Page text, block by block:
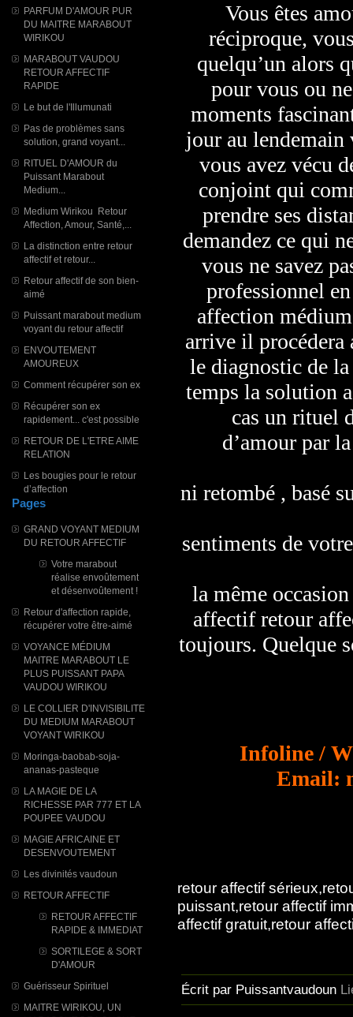
PARFUM D'AMOUR PUR
DU MAITRE MARABOUT
WIRIKOU
MARABOUT VAUDOU
RETOUR AFFECTIF
RAPIDE
Le but de l'Illumunati
Pas de problèmes sans
solution, grand voyant...
RITUEL D'AMOUR du
Puissant Marabout
Medium...
Medium Wirikou Retour
Affection, Amour, Santé,...
La distinction entre retour
affectif et retour...
Retour affectif de son bien-
aimé
Puissant marabout medium
voyant du retour affectif
ENVOUTEMENT
AMOUREUX
Comment récupérer son ex
Récupérer son ex
rapidement... c'est possible
RETOUR DE L'ETRE AIME
RELATION
Les bougies pour le retour
d’affection
Pages
GRAND VOYANT MEDIUM
DU RETOUR AFFECTIF
Votre marabout
réalise envoûtement
et désenvoûtement !
Retour d'affection rapide,
récupérer votre être-aimé
VOYANCE MÉDIUM
MAITRE MARABOUT LE
PLUS PUISSANT PAPA
VAUDOU WIRIKOU
LE COLLIER D'INVISIBILITE
DU MEDIUM MARABOUT
VOYANT WIRIKOU
Moringa-baobab-soja-
ananas-pasteque
LA MAGIE DE LA
RICHESSE PAR 777 ET LA
POUPEE VAUDOU
MAGIE AFRICAINE ET
DESENVOUTEMENT
Les divinités vaudoun
RETOUR AFFECTIF
RETOUR AFFECTIF
RAPIDE & IMMEDIAT
SORTILEGE & SORT
D'AMOUR
Guérisseur Spirituel
MAITRE WIRIKOU, UN
Vous êtes
réciproque,
quelqu’un alors
pour vous ou
moments
jour au lendemain
vous avez vécu
conjoint qui
prendre ses
demandez ce qui
vous ne savez
professionnel
affection
arrive il procédera
le diagnostic de
temps la solution
cas un rituel
d’amour par
ni retombé , basé
sentiments de
la même
affectif retour
toujours. Quelque
Infoline /
Email:
retour affectif
puissant,retour affectif
affectif gratuit,retour
Écrit par Puissantvaudoun